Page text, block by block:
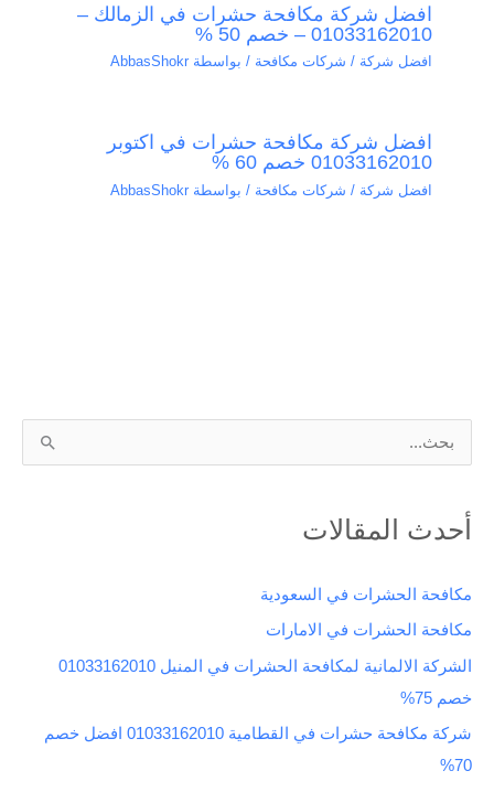
افضل شركة مكافحة حشرات في الزمالك –
01033162010 – خصم 50 %
افضل شركة / شركات مكافحة / بواسطة AbbasShokr
افضل شركة مكافحة حشرات في اكتوبر
01033162010 خصم 60 %
افضل شركة / شركات مكافحة / بواسطة AbbasShokr
ب
ح
ع
ن
:
أحدث المقالات
مكافحة الحشرات في السعودية
مكافحة الحشرات في الامارات
الشركة الالمانية لمكافحة الحشرات في المنيل 01033162010
خصم 75%
شركة مكافحة حشرات في القطامية 01033162010 افضل خصم
70%